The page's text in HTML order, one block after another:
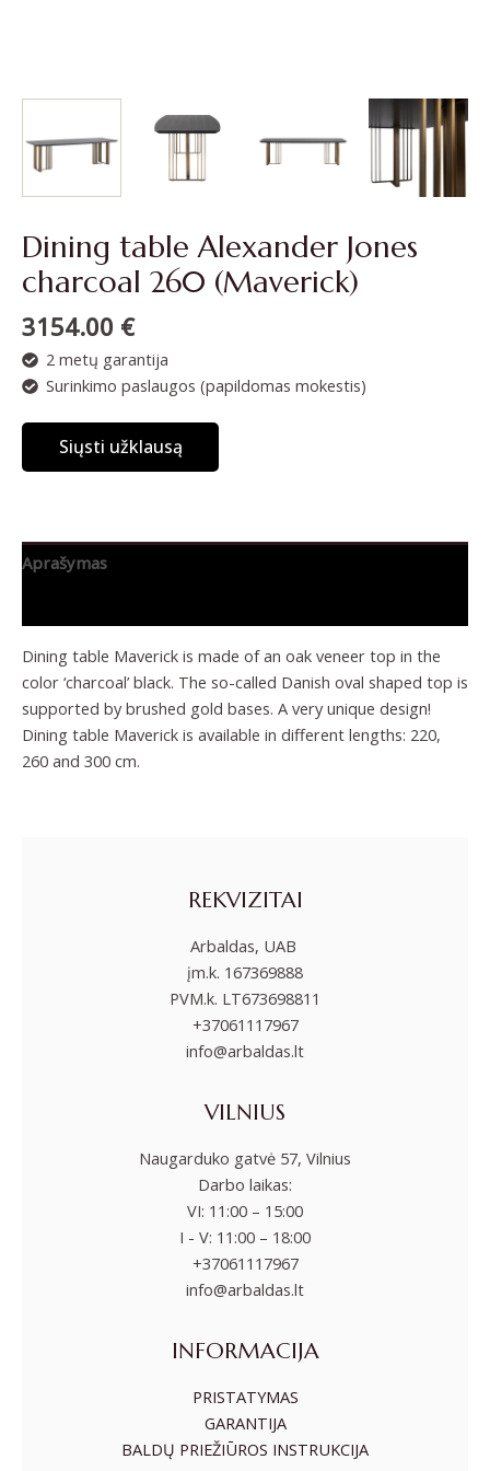
Dining table Alexander Jones
charcoal 260 (Maverick)
3154.00 €
2 metų garantija
Surinkimo paslaugos (papildomas mokestis)
Siųsti užklausą
Aprašymas
Dining table Maverick is made of an oak veneer top in the
color ‘charcoal’ black. The so-called Danish oval shaped top is
supported by brushed gold bases. A very unique design!
Dining table Maverick is available in different lengths: 220,
260 and 300 cm.
REKVIZITAI
Arbaldas, UAB
įm.k. 167369888
PVM.k. LT673698811
+37061117967
info@arbaldas.lt
VILNIUS
Naugarduko gatvė 57, Vilnius
Darbo laikas:
VI: 11:00 – 15:00
I - V: 11:00 – 18:00
+37061117967
info@arbaldas.lt
INFORMACIJA
PRISTATYMAS
GARANTIJA
BALDŲ PRIEŽIŪROS INSTRUKCIJA